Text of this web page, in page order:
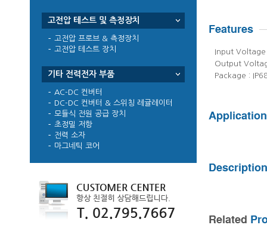
고전압 테스트 및 측정장치
고전압 프로브 & 측정장치
고전압 테스트 장치
기타 전력전자 부품
AC-DC 컨버터
DC-DC 컨버터 & 스위칭 레귤레이터
모듈식 전원 공급 장치
초정밀 저항
전력 소자
마그네틱 코어
Input Voltage
Output
Package :